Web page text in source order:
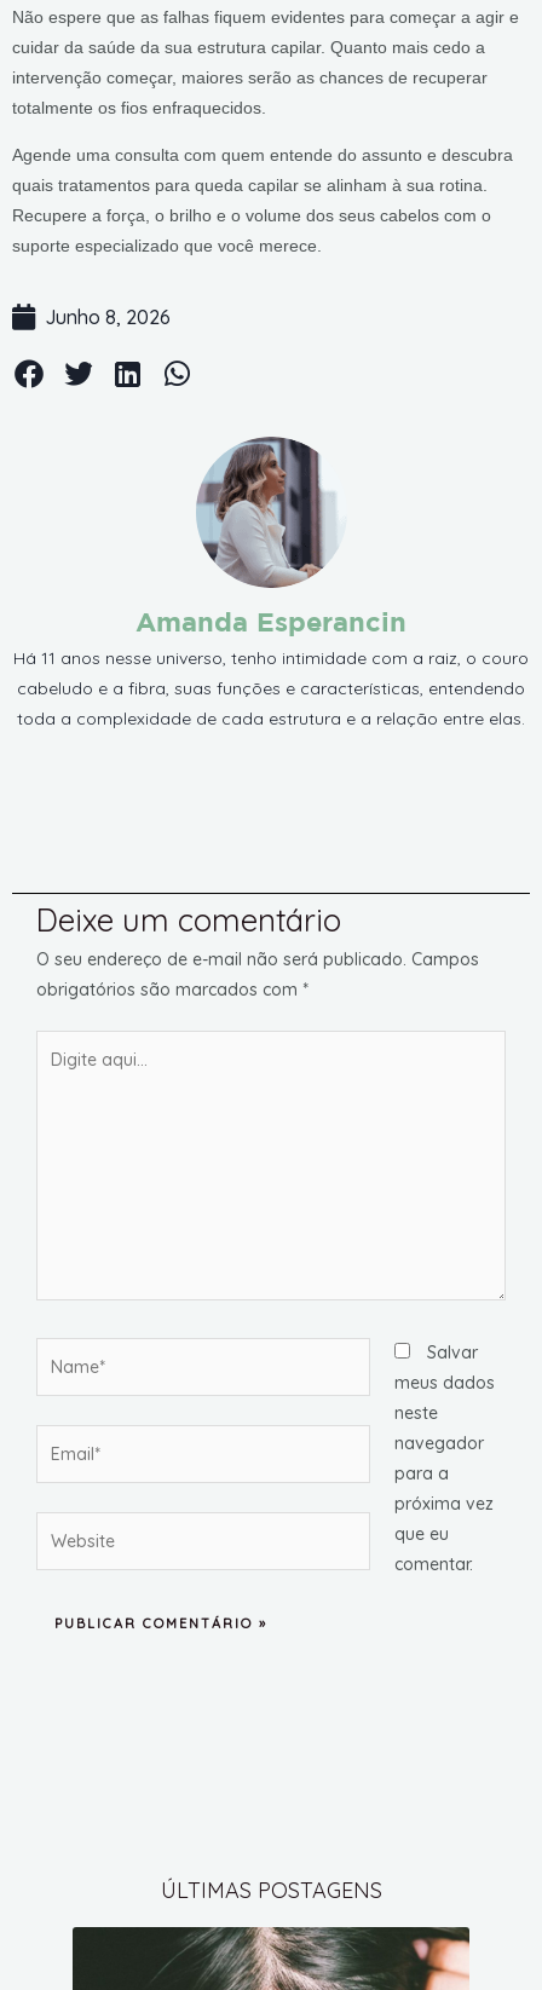
Não espere que as falhas fiquem evidentes para começar a agir e
cuidar da saúde da sua estrutura capilar. Quanto mais cedo a
intervenção começar, maiores serão as chances de recuperar
totalmente os fios enfraquecidos.
Agende uma consulta com quem entende do assunto e descubra
quais tratamentos para queda capilar se alinham à sua rotina.
Recupere a força, o brilho e o volume dos seus cabelos com o
suporte especializado que você merece.
Junho 8, 2026
Amanda Esperancin
Há 11 anos nesse universo, tenho intimidade com a raiz, o couro
cabeludo e a fibra, suas funções e características, entendendo
toda a complexidade de cada estrutura e a relação entre elas.
Deixe um comentário
O seu endereço de e-mail não será publicado. Campos
obrigatórios são marcados com *
aqui...
Salvar
meus dados
neste
navegador
para a
próxima vez
que eu
comentar.
ÚLTIMAS POSTAGENS